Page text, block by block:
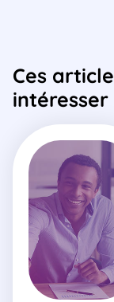
Ces
intéresser